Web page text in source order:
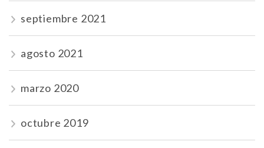
septiembre 2021
agosto 2021
marzo 2020
octubre 2019